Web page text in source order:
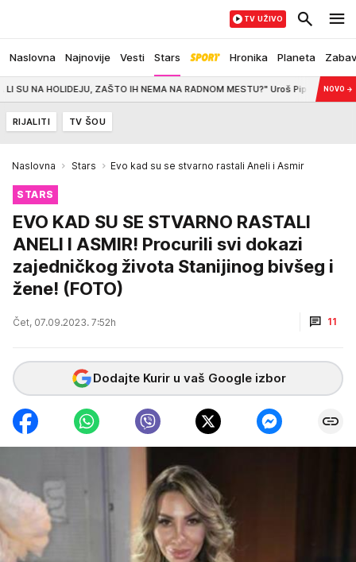
Naslovna Najnovije Vesti Stars Hronika Planeta
TV UŽIVO
ZAŠTO IH NEMA NA RADNOM MESTU?" Uroš Piper posetio centralu
NOVO →
RIJALITI TV ŠOU
Naslovna Stars Evo kad su se stvarno rastali Aneli i Asmir
STARS
EVO KAD SU SE STVARNO RASTALI
ANELI I ASMIR! Procurili svi dokazi
zajedničkog života Stanijinog bivšeg i
žene! (FOTO)
Čet, 07.09.2023. 7:52h 11
Dodajte Kurir u vaš Google izbor